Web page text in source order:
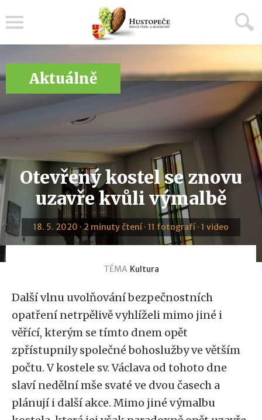
Aktuálně
Otevřený kostel se znovu
uzavře kvůli výmalbě
18. 5. 2020 · 2 minuty čtení · 11 fotografí · 1 video
TÉMA Kultura
Další vlnu uvolňování bezpečnostních
opatření netrpělivě vyhlíželi mimo jiné i
věřící, kterým se tímto dnem opět
zpřístupnily společné bohoslužby ve větším
počtu. V kostele sv. Václava od tohoto dne
slaví nedělní mše svaté ve dvou časech a
plánují i další akce. Mimo jiné výmalbu